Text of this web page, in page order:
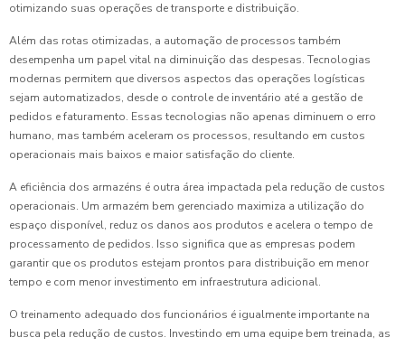
otimizando suas operações de transporte e distribuição.
Além das rotas otimizadas, a automação de processos também
desempenha um papel vital na diminuição das despesas. Tecnologias
modernas permitem que diversos aspectos das operações logísticas
sejam automatizados, desde o controle de inventário até a gestão de
pedidos e faturamento. Essas tecnologias não apenas diminuem o erro
humano, mas também aceleram os processos, resultando em custos
operacionais mais baixos e maior satisfação do cliente.
A eficiência dos armazéns é outra área impactada pela redução de custos
operacionais. Um armazém bem gerenciado maximiza a utilização do
espaço disponível, reduz os danos aos produtos e acelera o tempo de
processamento de pedidos. Isso significa que as empresas podem
garantir que os produtos estejam prontos para distribuição em menor
tempo e com menor investimento em infraestrutura adicional.
O treinamento adequado dos funcionários é igualmente importante na
busca pela redução de custos. Investindo em uma equipe bem treinada, as